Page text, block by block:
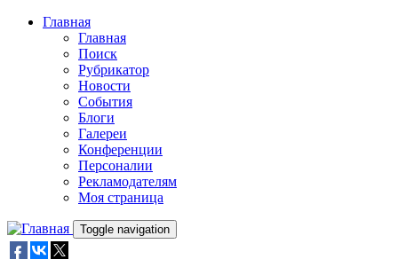
Skip to main content
Главная
Главная
Поиск
Рубрикатор
Новости
События
Блоги
Галереи
Конференции
Персоналии
Рекламодателям
Моя страница
Toggle navigation